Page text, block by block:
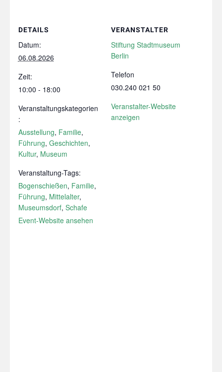
DETAILS
Datum:
06.08.2026
Zeit:
10:00 - 18:00
Veranstaltungskategorien
:
Ausstellung, Familie,
Führung, Geschichten,
Kultur, Museum
Veranstaltung-Tags:
Bogenschießen, Familie,
Führung, Mittelalter,
Museumsdorf, Schafe
Event-Website ansehen
VERANSTALTER
Stiftung Stadtmuseum
Berlin
Telefon
030.240 021 50
Veranstalter-Website
anzeigen